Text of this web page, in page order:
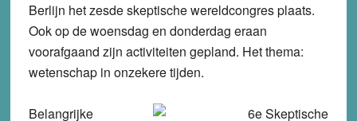
Berlijn het zesde skeptische wereldcongres plaats.
Ook op de woensdag en donderdag eraan
voorafgaand zijn activiteiten gepland. Het thema:
wetenschap in onzekere tijden.
Belangrijke